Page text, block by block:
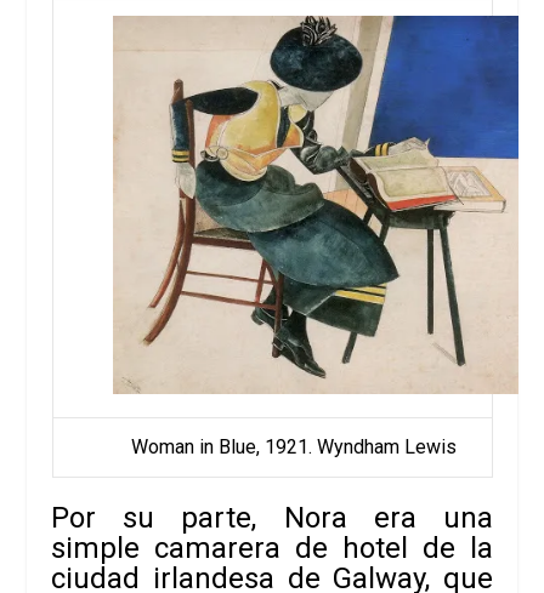
Woman in Blue, 1921. Wyndham Lewis
Por su parte, Nora era una
simple camarera de hotel de la
ciudad irlandesa de Galway, que